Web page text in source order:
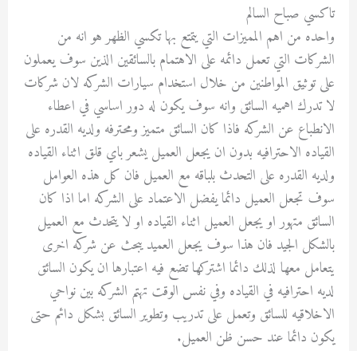
تاكسي صباح السالم
واحده من اهم المميزات التي يتمتع بها تكسي الظهر هو انه من
الشركات التي تعمل دائمه على الاهتمام بالسائقين الذين سوف يعملون
على توثيق المواطنين من خلال استخدام سيارات الشركه لان شركات
لا تدرك اهميه السائق وانه سوف يكون له دور اساسي في اعطاء
الانطباع عن الشركه فاذا كان السائق متميز ومحترفه ولديه القدره على
القياده الاحترافيه بدون ان يجعل العميل يشعر باي قلق اثناء القياده
ولديه القدره على التحدث بلباقه مع العميل فان كل هذه العوامل
سوف تجعل العميل دائما يفضل الاعتماد على الشركه اما اذا كان
السائق متهور او يجعل العميل اثناء القياده او لا يتحدث مع العميل
بالشكل الجيد فان هذا سوف يجعل العميد يبحث عن شركه اخرى
يتعامل معها لذلك دائما اشتركها تضع فيه اعتبارها ان يكون السائق
لديه احترافيه في القياده وفي نفس الوقت تهتم الشركه بين نواحي
الاخلاقيه للسائق وتعمل على تدريب وتطوير السائق بشكل دائم حتى
يكون دائما عند حسن ظن العميل.